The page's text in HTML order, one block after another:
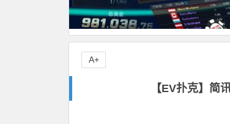
【EV扑克】简
A+